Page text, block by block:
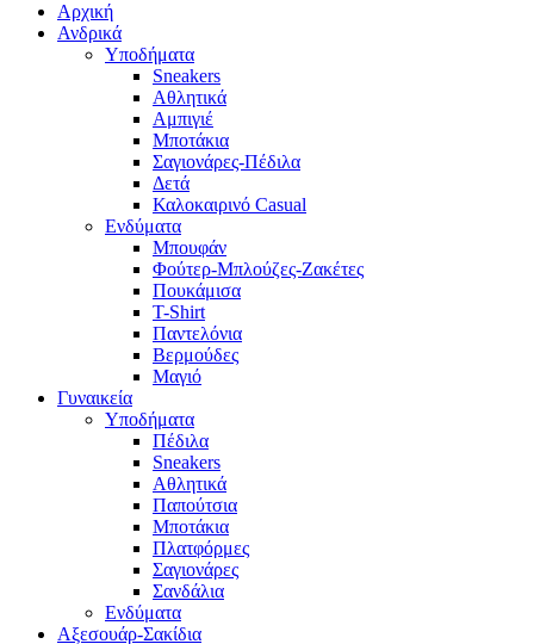
Αρχική
Ανδρικά
Υποδήματα
Sneakers
Αθλητικά
Αμπιγιέ
Μποτάκια
Σαγιονάρες-Πέδιλα
Δετά
Καλοκαιρινό Casual
Ενδύματα
Μπουφάν
Φούτερ-Μπλούζες-Ζακέτες
Πουκάμισα
T-Shirt
Παντελόνια
Βερμούδες
Μαγιό
Γυναικεία
Υποδήματα
Πέδιλα
Sneakers
Αθλητικά
Παπούτσια
Μποτάκια
Πλατφόρμες
Σαγιονάρες
Σανδάλια
Ενδύματα
Αξεσουάρ-Σακίδια